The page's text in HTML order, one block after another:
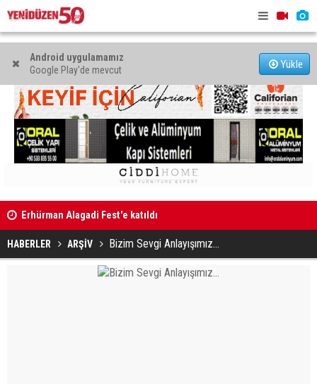
Android uygulamamız
Google Play'de mevcut
Yükle
Erhürman Alagadi Fest'e katıldı
HABERLER ARŞİV Bizim Sevgi Anlayışımız…